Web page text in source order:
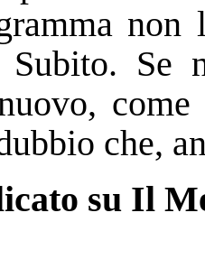
Subito.
che,
su Il